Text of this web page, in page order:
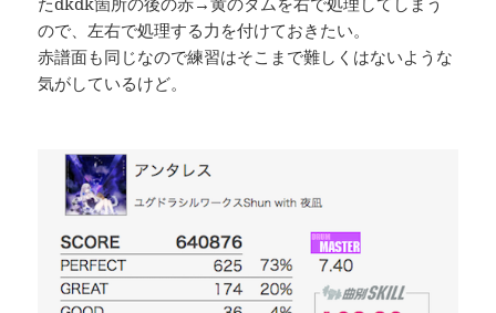
ので、左右で処理する力を付けておきたい。
赤譜面も同じなので練習はそこまで難しくはないような
気がしているけど。